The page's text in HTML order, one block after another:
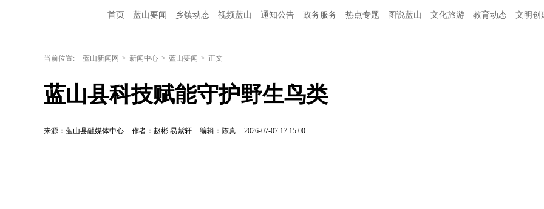
首页 蓝山要闻 乡镇动态 视频蓝山 通知公告 政务服务 热点专题 图说蓝山 文化旅游 教育动态 文明创
当前位置: 蓝山新闻网 > 新闻中心 > 蓝山要闻 > 正文
蓝山县科技赋能守护野生鸟类
来源：蓝山县融媒体中心 作者：赵彬 易紫轩 编辑：陈真 2026-07-07 17:15:00